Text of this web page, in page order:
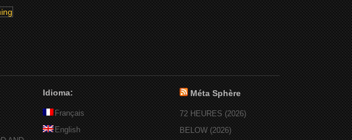
Idioma:
Français
English
Méta Sphère
72 HEURES (2026)
BELOW (2026)